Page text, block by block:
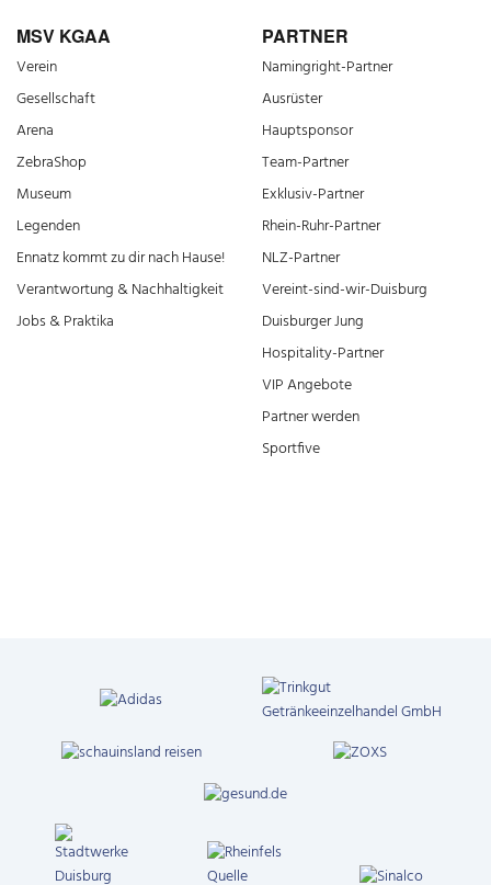
MSV KGAA
Verein
Gesellschaft
Arena
ZebraShop
Museum
Legenden
Ennatz kommt zu dir nach Hause!
Verantwortung & Nachhaltigkeit
Jobs & Praktika
PARTNER
Namingright-Partner
Ausrüster
Hauptsponsor
Team-Partner
Exklusiv-Partner
Rhein-Ruhr-Partner
NLZ-Partner
Vereint-sind-wir-Duisburg
Duisburger Jung
Hospitality-Partner
VIP Angebote
Partner werden
Sportfive